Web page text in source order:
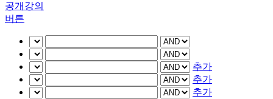
공개강의
버튼
추가
추가
추가